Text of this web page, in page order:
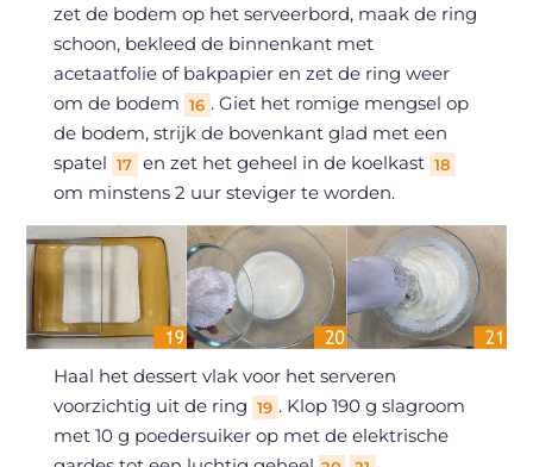
zet de bodem op het serveerbord, maak de ring
schoon, bekleed de binnenkant met
acetaatfolie of bakpapier en zet de ring weer
om de bodem 16 . Giet het romige mengsel op
de bodem, strijk de bovenkant glad met een
spatel 17 en zet het geheel in de koelkast 18
om minstens 2 uur steviger te worden.
Haal het dessert vlak voor het serveren
voorzichtig uit de ring 19 . Klop 190 g slagroom
met 10 g poedersuiker op met de elektrische